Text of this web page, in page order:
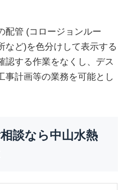
配管 (コロージョンルー
など)を色分けして表示する
認する作業をなくし、デス
事計画等の業務を可能とし
談なら中山水熱